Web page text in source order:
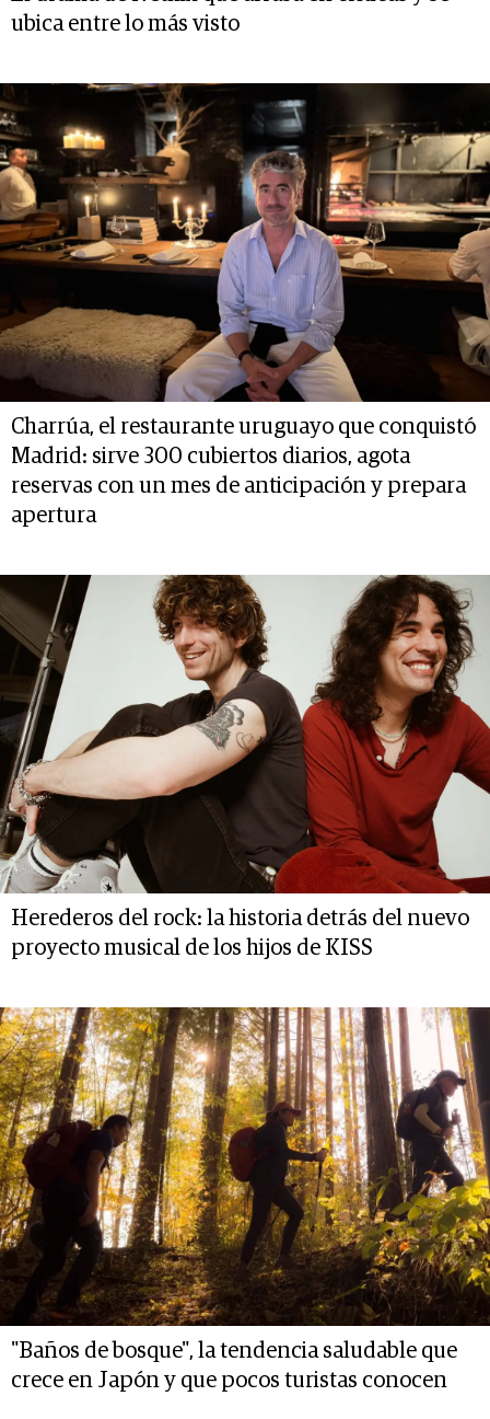
ubica entre lo más visto
Charrúa, el restaurante uruguayo que conquistó
Madrid: sirve 300 cubiertos diarios, agota
reservas con un mes de anticipación y prepara
apertura
Herederos del rock: la historia detrás del nuevo
proyecto musical de los hijos de KISS
"Baños de bosque", la tendencia saludable que
crece en Japón y que pocos turistas conocen